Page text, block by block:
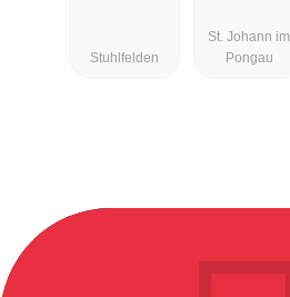
Stuhlfelden
St. Johann im
Pongau